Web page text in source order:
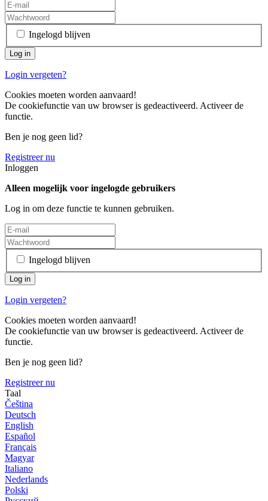
Ingelogd blijven
Login vergeten?
Cookies moeten worden aanvaard!
De cookiefunctie van uw browser is gedeactiveerd. Activeer de
functie.
Ben je nog geen lid?
Registreer nu
Inloggen
Alleen mogelijk voor ingelogde gebruikers
Log in om deze functie te kunnen gebruiken.
Ingelogd blijven
Login vergeten?
Cookies moeten worden aanvaard!
De cookiefunctie van uw browser is gedeactiveerd. Activeer de
functie.
Ben je nog geen lid?
Registreer nu
Taal
Čeština
Deutsch
English
Español
Français
Magyar
Italiano
Nederlands
Polski